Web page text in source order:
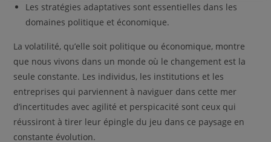
Les stratégies adaptatives sont essentielles dans les
domaines politique et économique.
La volatilité, qu’elle soit politique ou économique, montre
que nous vivons dans un monde où le changement est la
seule constante. Les individus, les institutions et les
entreprises qui parviennent à naviguer dans cette mer
d’incertitudes avec agilité et perspicacité sont ceux qui
réussiront à tirer leur épingle du jeu dans ce paysage en
constante évolution.